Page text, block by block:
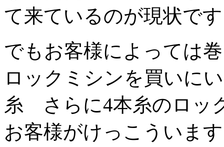
て来ているのが現状で
でもお客様によっては
ロックミシンを買いに
糸 さらに4本糸のロッ
お客様がけっこういま